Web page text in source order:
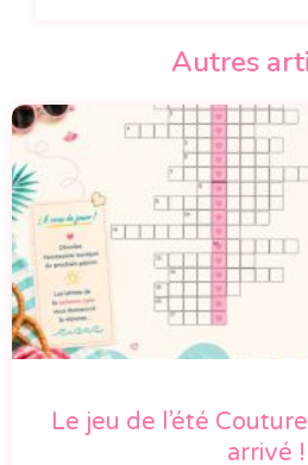
Autres
Le jeu de l’été
arrivé !